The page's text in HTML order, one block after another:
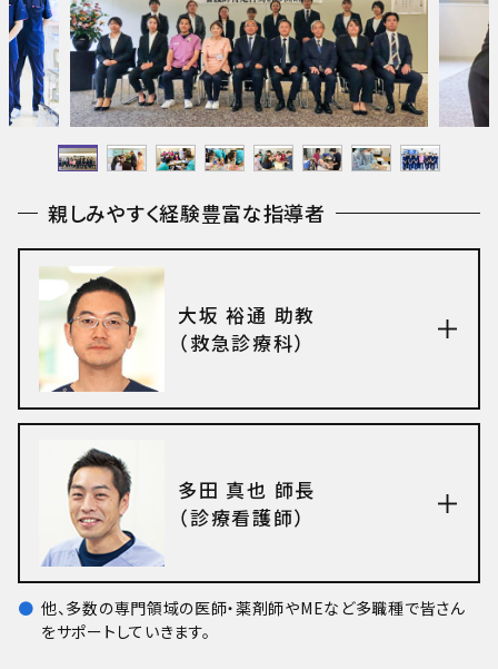
親しみやすく経験豊富な指導者
大坂 裕通 助教
（救急診療科）
多田 真也 師長
（診療看護師）
他、多数の専門領域の医師・薬剤師やMEなど多職種で皆さん
をサポートしていきます。